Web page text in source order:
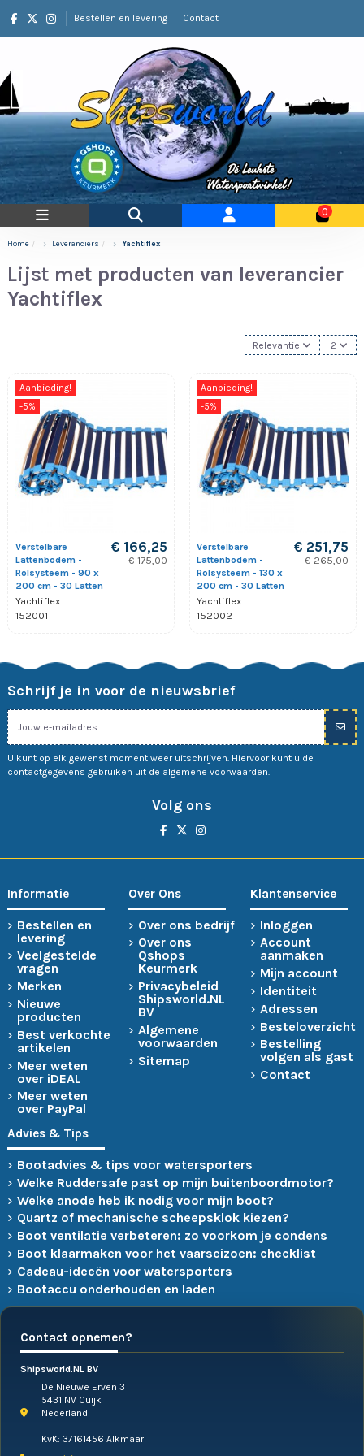
Bestellen en levering Contact
0
Home Leveranciers Yachtiflex
Lijst met producten van leverancier
Yachtiflex
Relevantie 2
Aanbieding!
-5%
Verstelbare
Lattenbodem -
Rolsysteem - 90 x
200 cm - 30 Latten
Yachtiflex
152001
€ 166,25
€ 175,00
Aanbieding!
-5%
Verstelbare
Lattenbodem -
Rolsysteem - 130 x
200 cm - 30 Latten
Yachtiflex
152002
€ 251,75
€ 265,00
Schrijf je in voor de nieuwsbrief
U kunt op elk gewenst moment weer uitschrijven. Hiervoor kunt u de
contactgegevens gebruiken uit de algemene voorwaarden.
Volg ons
Informatie
Bestellen en
levering
Veelgestelde
vragen
Merken
Nieuwe
producten
Best verkochte
artikelen
Meer weten
over iDEAL
Meer weten
over PayPal
Over Ons
Over ons bedrijf
Over ons
Qshops
Keurmerk
Privacybeleid
Shipsworld.NL
BV
Algemene
voorwaarden
Sitemap
Klantenservice
Inloggen
Account
aanmaken
Mijn account
Identiteit
Adressen
Besteloverzicht
Bestelling
volgen als gast
Contact
Advies & Tips
Bootadvies & tips voor watersporters
Welke Ruddersafe past op mijn buitenboordmotor?
Welke anode heb ik nodig voor mijn boot?
Quartz of mechanische scheepsklok kiezen?
Boot ventilatie verbeteren: zo voorkom je condens
Boot klaarmaken voor het vaarseizoen: checklist
Cadeau-ideeën voor watersporters
Bootaccu onderhouden en laden
Contact opnemen?
Shipsworld.NL BV
De Nieuwe Erven 3
5431 NV Cuijk
Nederland
KvK: 37161456 Alkmaar